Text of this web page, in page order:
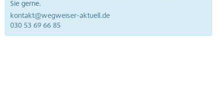
Sie gerne.
kontakt@wegweiser-aktuell.de
030 53 69 66 85